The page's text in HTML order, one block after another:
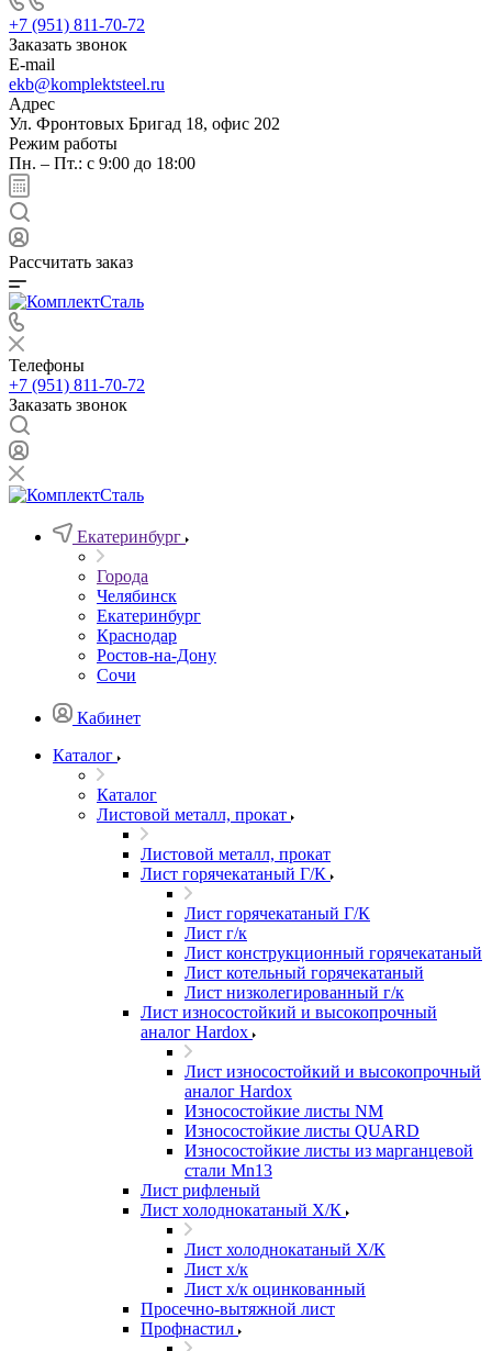
+7 (951) 811-70-72
Заказать звонок
E-mail
ekb@komplektsteel.ru
Адрес
Ул. Фронтовых Бригад 18, офис 202
Режим работы
Пн. – Пт.: с 9:00 до 18:00
Рассчитать заказ
Телефоны
+7 (951) 811-70-72
Заказать звонок
Екатеринбург
Города
Челябинск
Екатеринбург
Краснодар
Ростов-на-Дону
Сочи
Кабинет
Каталог
Каталог
Листовой металл, прокат
Листовой металл, прокат
Лист горячекатаный Г/К
Лист горячекатаный Г/К
Лист г/к
Лист конструкционный горячекатаный
Лист котельный горячекатаный
Лист низколегированный г/к
Лист износостойкий и высокопрочный
аналог Hardox
Лист износостойкий и высокопрочный
аналог Hardox
Износостойкие листы NM
Износостойкие листы QUARD
Износостойкие листы из марганцевой
стали Mn13
Лист рифленый
Лист холоднокатаный Х/К
Лист холоднокатаный Х/К
Лист х/к
Лист х/к оцинкованный
Просечно-вытяжной лист
Профнастил